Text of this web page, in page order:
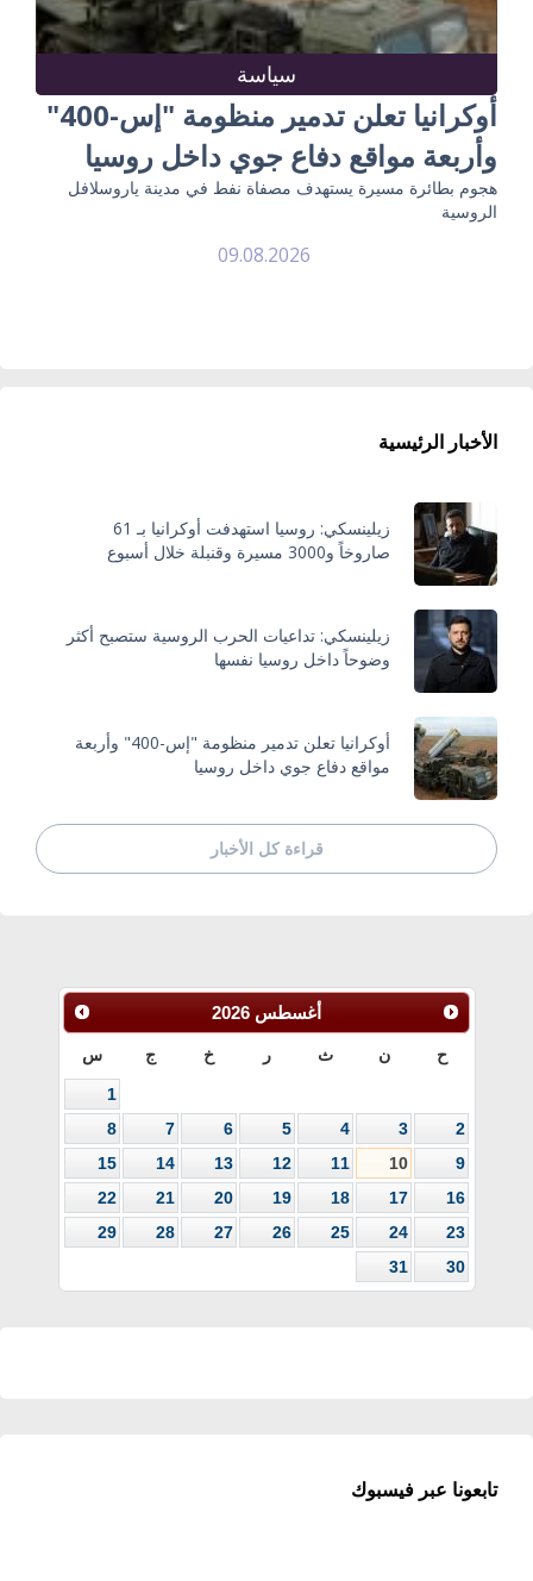
سياسة
أوكرانيا تعلن تدمير منظومة "إس-400"
وأربعة مواقع دفاع جوي داخل روسيا
هجوم بطائرة مسيرة يستهدف مصفاة نفط في مدينة ياروسلافل
الروسية
09.08.2026
الأخبار الرئيسية
زيلينسكي: روسيا استهدفت أوكرانيا بـ 61
صاروخاً و3000 مسيرة وقنبلة خلال أسبوع
زيلينسكي: تداعيات الحرب الروسية ستصبح أكثر
وضوحاً داخل روسيا نفسها
أوكرانيا تعلن تدمير منظومة "إس-400" وأربعة
مواقع دفاع جوي داخل روسيا
قراءة كل الأخبار
أغسطس 2026
ح ن ث ر خ ج س
1
2
3
4
5
6
7
8
9
10
11
12
13
14
15
16
17
18
19
20
21
22
23
24
25
26
27
28
29
30
31
تابعونا عبر فيسبوك